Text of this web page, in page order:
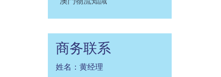
商务联系
姓名：黄经理